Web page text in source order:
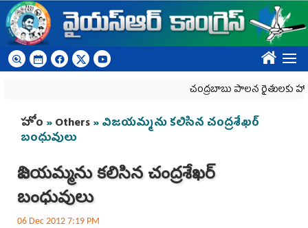
Skip to main content
????
చంద్రబాబు పాలన రైతులకు హానికరం
You are here
హోం »Others» విజయమ్మను కలిసిన చంద్రశేఖర్
బంధువులు
విజయమ్మను కలిసిన చంద్రశేఖర్
బంధువులు
06 Dec 2012 7:19 PM